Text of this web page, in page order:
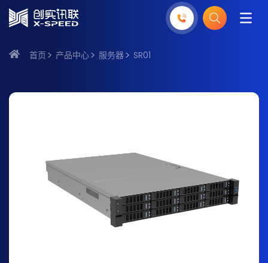
首页 产品中心 服务器 SR01